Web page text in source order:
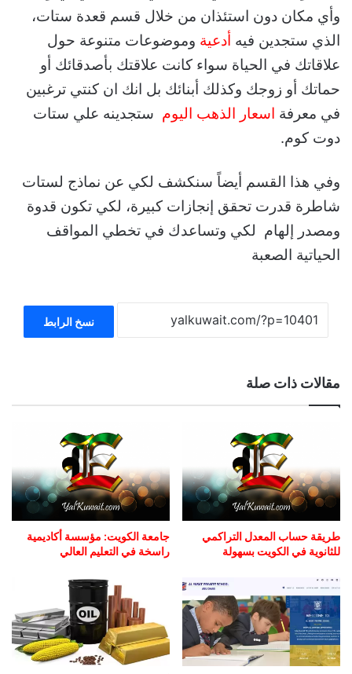
وأي مكان دون استئذان من خلال قسم قعدة ستات،
الذي ستجدين فيه أدعية وموضوعات متنوعة حول
علاقاتك في الحياة سواء كانت علاقتك بأصدقائك أو
حماتك أو زوجك وكذلك أبنائك بل انك ان كنتي ترغبين
في معرفة اسعار الذهب اليوم ستجدينه علي ستات
دوت كوم.
وفي هذا القسم أيضاً سنكشف لكي عن نماذج لستات
شاطرة قدرت تحقق إنجازات كبيرة، لكي تكون قدوة
ومصدر إلهام لكي وتساعدك في تخطي المواقف
الحياتية الصعبة
نسخ الرابط
مقالات ذات صلة
طريقة حساب المعدل التراكمي
للثانوية في الكويت بسهولة
جامعة الكويت: مؤسسة أكاديمية
راسخة في التعليم العالي